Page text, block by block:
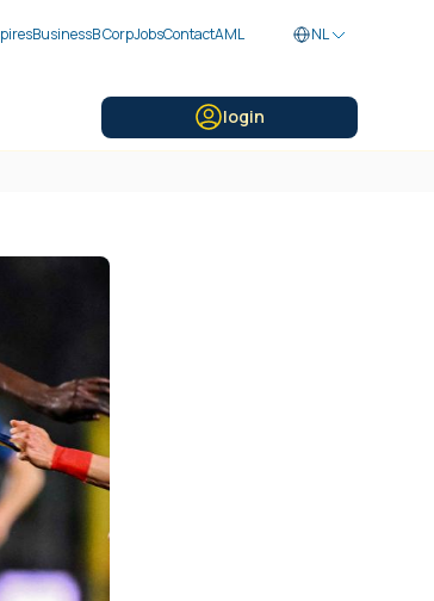
BusinessB CorpJobsContactAML NL
login